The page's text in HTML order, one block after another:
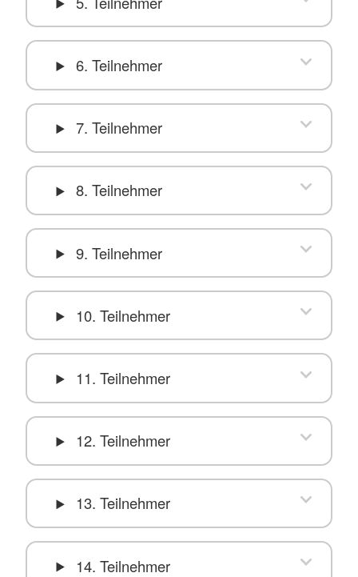
6. Teilnehmer
7. Teilnehmer
8. Teilnehmer
9. Teilnehmer
10. Teilnehmer
11. Teilnehmer
12. Teilnehmer
13. Teilnehmer
14. Teilnehmer